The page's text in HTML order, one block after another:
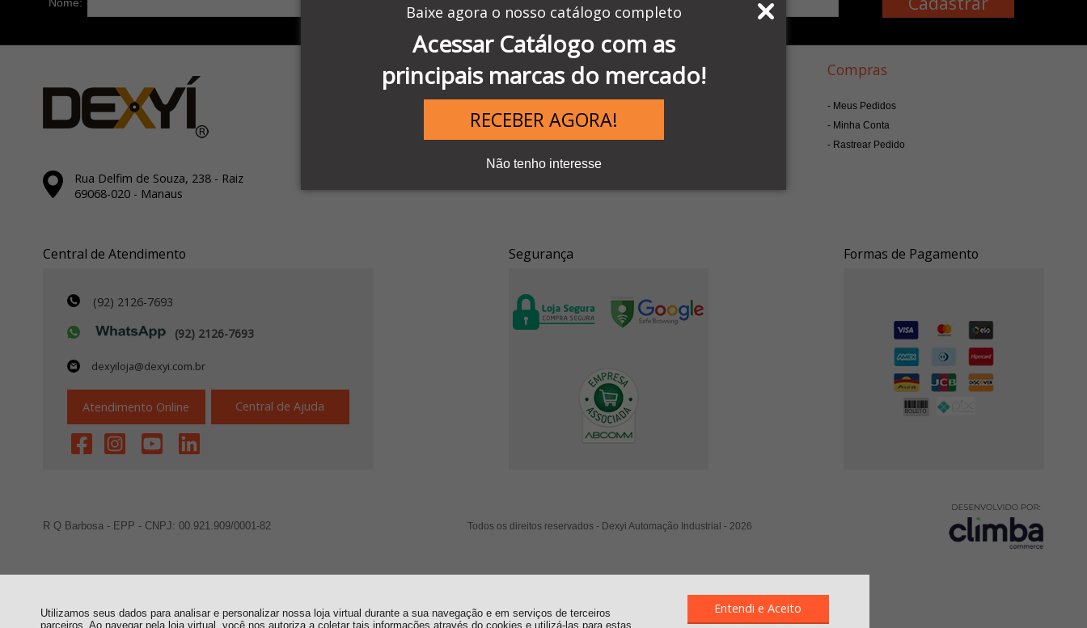
Baixe agora o nosso catálogo completo
Acessar Catálogo com as
principais marcas do mercado!
RECEBER AGORA!
Não tenho interesse
Utilizamos seus dados para analisar e personalizar nossa loja virtual durante a sua navegação e em serviços de terceiros
parceiros. Ao navegar pela loja virtual, você nos autoriza a coletar tais informações através do cookies e utilizá-las para estas
Entendi e Aceito
Rua Delfim de Souza, 238 - Raiz
69068-020 - Manaus
Institucional
Política de Entrega
Dúvidas Compras
Meus Pedidos
Minha Conta
Rastrear Pedido
Central de Atendimento
(92) 2126-7693
(92) 2126-7693
dexyiloja@dexyi.com.br
Atendimento Online Central de Ajuda
Segurança Formas de Pagamento
R Q Barbosa - EPP - CNPJ: 00.921.909/0001-82 Todos os direitos reservados - Dexyi Automação Industrial - 2026